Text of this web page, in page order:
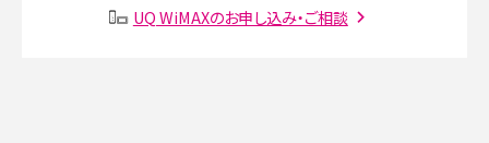
SMSとは？料金やできること、注意点や届かない時の対処法を解説
UQ WiMAXのお申し込み・ご相談